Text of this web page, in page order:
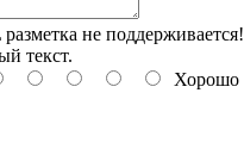
не поддерживается!
текст.
Хорошо